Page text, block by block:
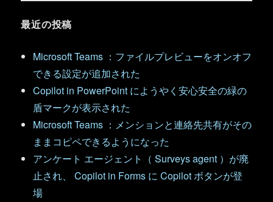
最近の投稿
Microsoft Teams ：ファイルプレビューをオンオフ
できる設定が追加された
Copilot in PowerPoint にようやく安心安全の緑の
盾マークが表示された
Microsoft Teams ：メンションと連絡先共有がその
ままコピペできるようになった
アンケート エージェント（ Surveys agent ）が廃
止され、 Copilot in Forms に Copilot ボタンが登
場